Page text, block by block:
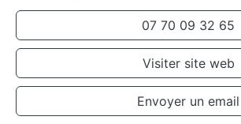
07 70 09 32 65
Visiter site web
Envoyer un email